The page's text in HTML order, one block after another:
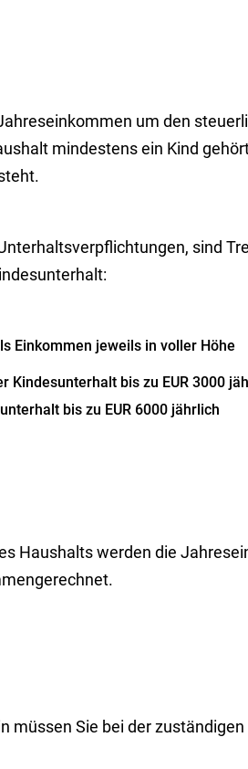
um den
mindestens ein Kind
sind
Einkommen jeweils in voller Höhe
Kindesunterhalt bis zu EUR 3000
bis zu EUR 6000 jährlich
Haushalts werden die
müssen Sie bei der